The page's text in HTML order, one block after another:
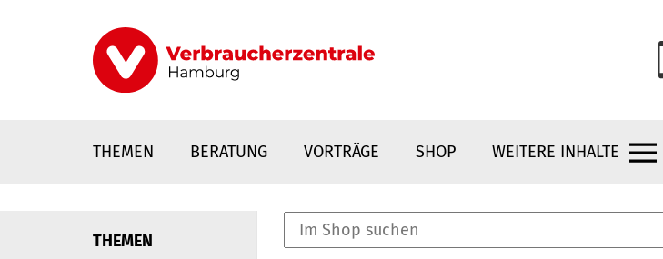
THEMEN BERATUNG VORTRÄGE SHOP WEITERE INHALTE
THEMEN